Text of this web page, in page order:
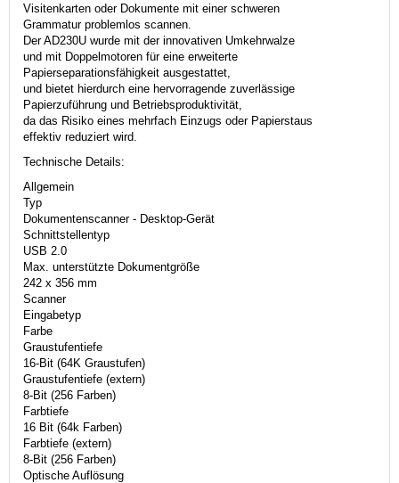
Visitenkarten oder Dokumente mit einer schweren
Grammatur problemlos scannen.
Der AD230U wurde mit der innovativen Umkehrwalze
und mit Doppelmotoren für eine erweiterte
Papierseparationsfähigkeit ausgestattet,
und bietet hierdurch eine hervorragende zuverlässige
Papierzuführung und Betriebsproduktivität,
da das Risiko eines mehrfach Einzugs oder Papierstaus
effektiv reduziert wird.
Technische Details:
Allgemein
Typ
Dokumentenscanner - Desktop-Gerät
Schnittstellentyp
USB 2.0
Max. unterstützte Dokumentgröße
242 x 356 mm
Scanner
Eingabetyp
Farbe
Graustufentiefe
16-Bit (64K Graustufen)
Graustufentiefe (extern)
8-Bit (256 Farben)
Farbtiefe
16 Bit (64k Farben)
Farbtiefe (extern)
8-Bit (256 Farben)
Optische Auflösung